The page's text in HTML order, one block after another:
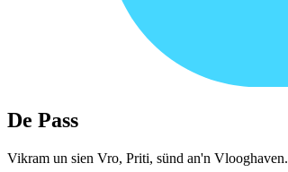
De Pass
Vikram un sien Vro, Priti, sünd an'n Vlooghaven.